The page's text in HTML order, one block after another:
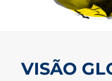
VISÃO